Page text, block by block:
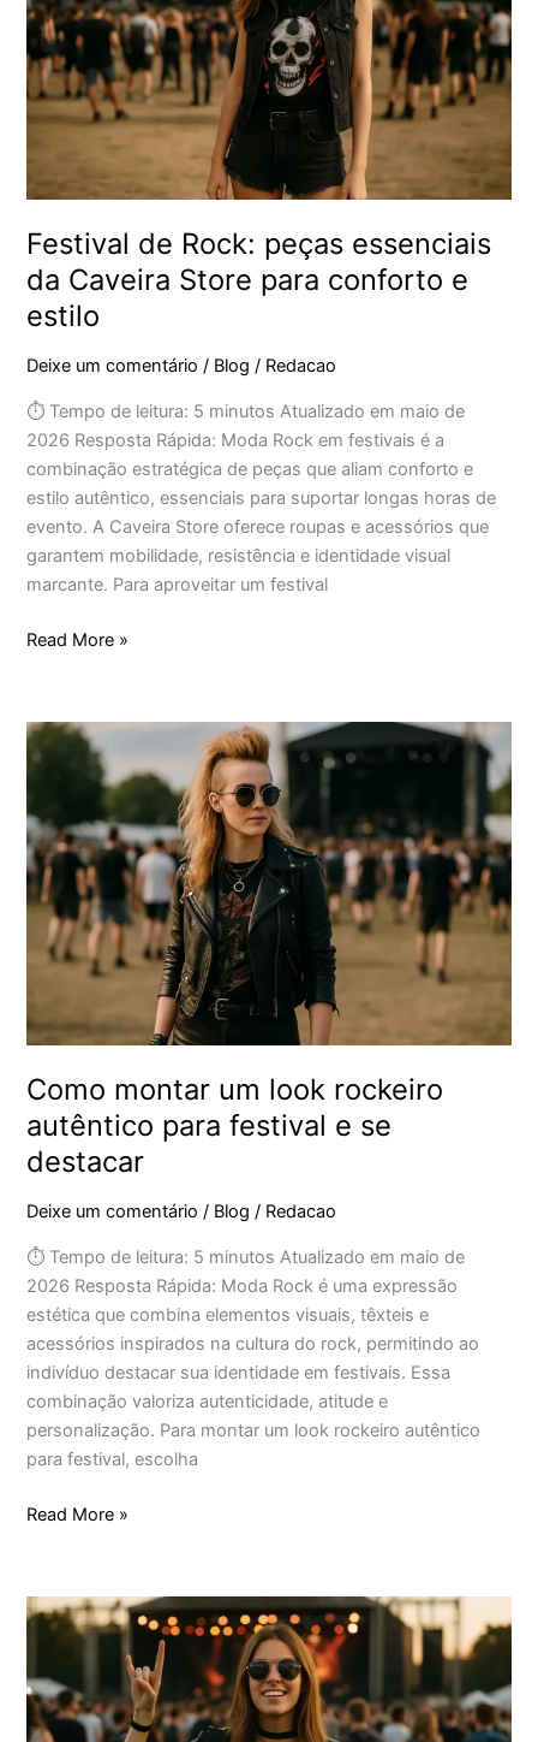
Festival de Rock: peças essenciais
da Caveira Store para conforto e
estilo
Deixe um comentário / Blog / Redacao
⏱ Tempo de leitura: 5 minutos Atualizado em maio de
2026 Resposta Rápida: Moda Rock em festivais é a
combinação estratégica de peças que aliam conforto e
estilo autêntico, essenciais para suportar longas horas de
evento. A Caveira Store oferece roupas e acessórios que
garantem mobilidade, resistência e identidade visual
marcante. Para aproveitar um festival
essenciais
da
Caveira
Store
para
conforto
estilo
Read More »
Como montar um look rockeiro
autêntico para festival e se
destacar
Deixe um comentário / Blog / Redacao
⏱ Tempo de leitura: 5 minutos Atualizado em maio de
2026 Resposta Rápida: Moda Rock é uma expressão
estética que combina elementos visuais, têxteis e
acessórios inspirados na cultura do rock, permitindo ao
indivíduo destacar sua identidade em festivais. Essa
combinação valoriza autenticidade, atitude e
personalização. Para montar um look rockeiro autêntico
para festival, escolha
Como
montar
look
rockeiro
autêntico
para
festival
destacar
Read More »
Festival
o
que